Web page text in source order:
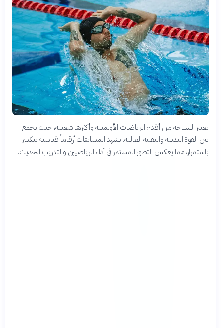
تعتبر السباحة من أقدم الرياضات الأولمبية وأكثرها شعبية، حيث تجمع
بين القوة البدنية والتقنية العالية. تشهد المسابقات أرقاماً قياسية تتكسر
باستمرار، مما يعكس التطور المستمر في أداء الرياضيين والتدريب الحديث.